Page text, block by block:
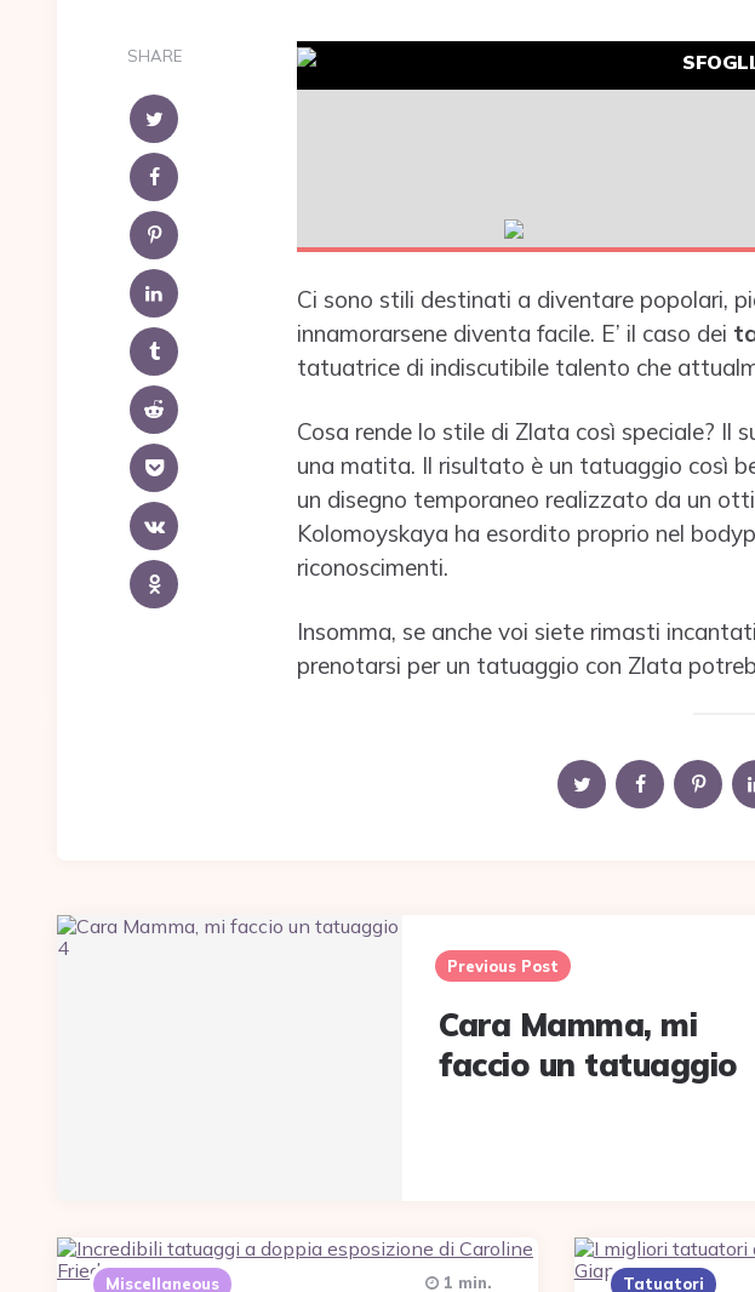
SHARE
Ci sono stili destinati a diventare popolari,
innamorarsene diventa facile. E’ il caso dei
tatuatrice di indiscutibile talento che
Cosa rende lo stile di Zlata così speciale?
una matita. Il risultato è un tatuaggio così
un disegno temporaneo realizzato da un
Kolomoyskaya ha esordito proprio nel
riconoscimenti.
Insomma, se anche voi siete rimasti
prenotarsi per un tatuaggio con Zlata
Post
navigation
Previous Post
Cara Mamma, mi
faccio un tatuaggio
Miscellaneous 1 min. Tatuatori